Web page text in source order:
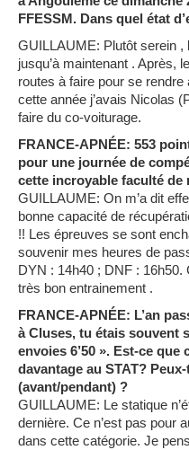
FFESSM. Dans quel état
GUILLAUME: Plutôt serein ,
jusqu’à maintenant . Après,
routes à faire pour se
cette année j’avais Nicolas
faire du co-voiturage.
FRANCE-APNÉE: 553
pour une journée de
cette incroyable faculté de
GUILLAUME: On m’a dit
bonne capacité de
!! Les épreuves se sont
souvenir mes heures de
DYN : 14h40 ; DNF : 16h50.
très bon entrainement .
FRANCE-APNÉE: L’an
à Cluses, tu étais souvent
envoies 6’50 ». Est-ce
davantage au STAT?
(avant/pendant) ?
GUILLAUME: Le statique
dernière. Ce n’est pas pour
dans cette catégorie. Je